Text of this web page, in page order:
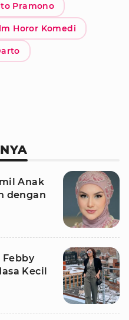
Pramono
Horor Komedi
Anak
dengan
Febby
Kecil